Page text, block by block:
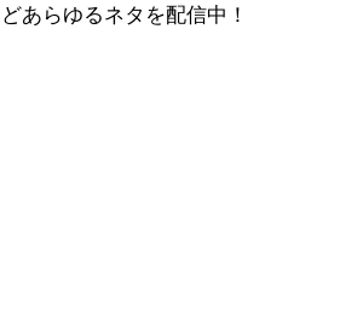
あらゆるネタを配信中！